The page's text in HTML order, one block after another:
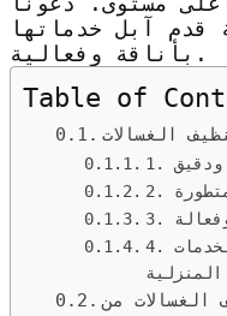
قدم آبل خدماتها
بأناقة وفعالية.
Table of
الغسالات
ودقيق
4. خبرة عالية في مجال الخدمات
المنزلية
الغسالات من